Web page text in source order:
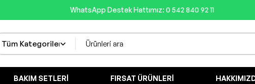
WhatsApp Destek Hattımız: 0 542 840 92 11
BAKIM SETLERI FIRSAT ÜRÜNLERI